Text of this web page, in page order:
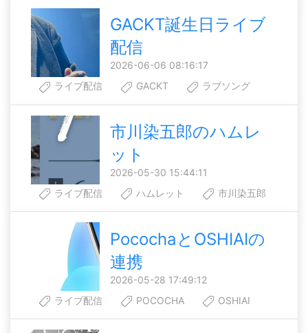
GACKT誕生日ライブ
配信
2026-06-06 08:16:17
ライブ配信
GACKT ラブソング
市川染五郎のハムレ
ット
2026-05-30 15:44:11
ライブ配信
ハムレット 市川染五郎
PocochaとOSHIAIの
連携
2026-05-28 17:49:12
ライブ配信
POCOCHA OSHIAI